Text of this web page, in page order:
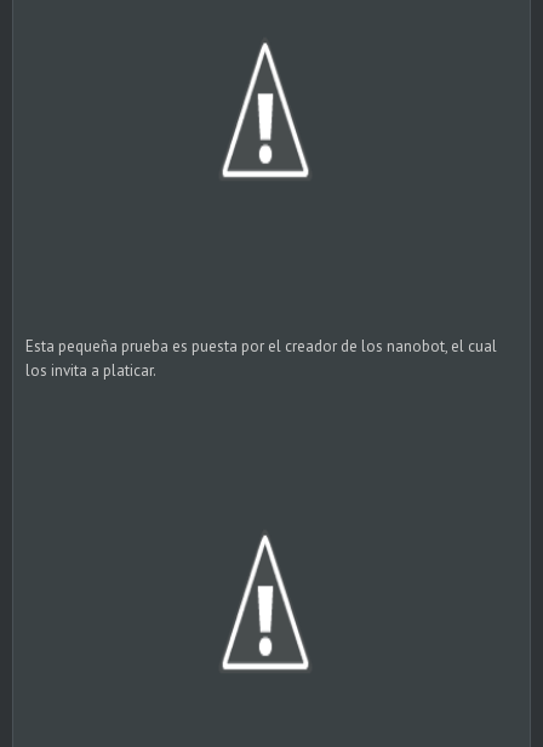
Esta pequeña prueba es puesta por el creador de los nanobot, el cual
los invita a platicar.